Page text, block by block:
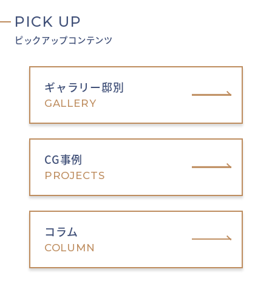
PICK UP
ピックアップコンテンツ
ギャラリー邸別
GALLERY
CG事例
PROJECTS
コラム
COLUMN